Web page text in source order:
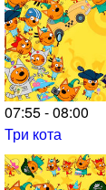
07:55 - 08:00
Три кота